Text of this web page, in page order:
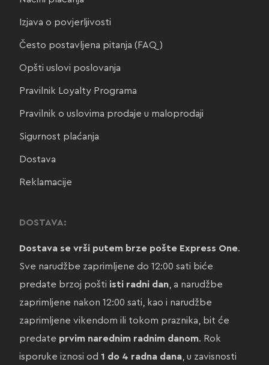
Izjava o povjerljivosti
Često postavljena pitanja (FAQ)
Opšti uslovi poslovanja
Pravilnik Loyalty Programa
Pravilnik o uslovima prodaje u maloprodaji
Sigurnost plaćanja
Dostava
Reklamacije
DOSTAVA:
Dostava se vrši putem brze pošte Express One.
Sve narudžbe zaprimljene do 12:00 sati biće
predate brzoj pošti isti radni dan, a narudžbe
zaprimljene nakon 12:00 sati, kao i narudžbe
zaprimljene vikendom ili tokom praznika, bit će
predate prvim narednim radnim danom. Rok
isporuke iznosi od 1 do 4 radna dana, u zavisnosti